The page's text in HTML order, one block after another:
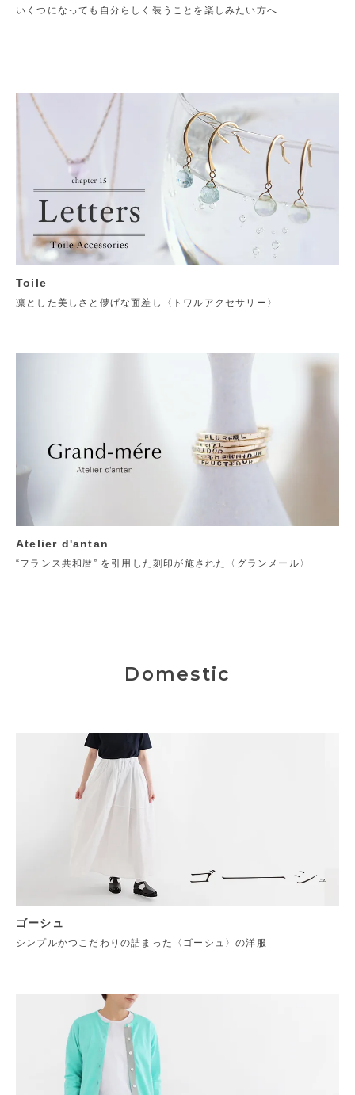
いくつになっても自分らしく装うことを楽しみたい方へ
Toile
凛とした美しさと儚げな面差し〈トワルアクセサリー〉
Atelier d'antan
“フランス共和暦” を引用した刻印が施された〈グランメール〉
Domestic
ゴーシュ
シンプルかつこだわりの詰まった〈ゴーシュ〉の洋服